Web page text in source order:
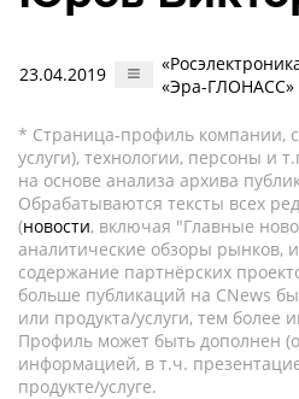
23.04.2019
«Эра-ГЛОНАСС»
* Страница-профиль компании,
услуги), технологии, персоны и
на основе анализа архива
Обрабатываются тексты всех
(новости, включая "Главные
аналитические обзоры рынков,
содержание партнёрских
больше публикаций на CNews
или продукта/услуги, тем
Профиль может быть дополнен
информацией, в т.ч.
продукте/услуге.